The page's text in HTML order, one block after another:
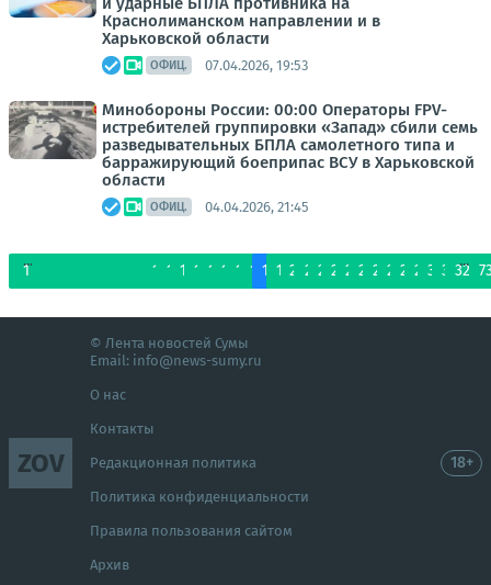
Краснолиманском направлении и в
Харьковской области
ОФИЦ. 07.04.2026, 19:53
Минобороны России: 00:00 Операторы FPV-
истребителей группировки «Запад» сбили семь
разведывательных БПЛА самолетного типа и
барражирующий боеприпас ВСУ в Харьковской
области
ОФИЦ. 04.04.2026, 21:45
1
...
10111213 141516 17181920212223242526272829303132
...
ZOV
© Лента новостей Сумы
Email: info@news-sumy.ru
О нас
Контакты
Редакционная политика
Политика конфиденциальности
Правила пользования сайтом
Архив
18+